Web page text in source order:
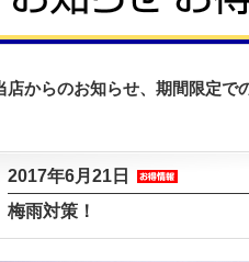
店からのお知らせ、期間限定で
2017年6月21日
梅雨対策！